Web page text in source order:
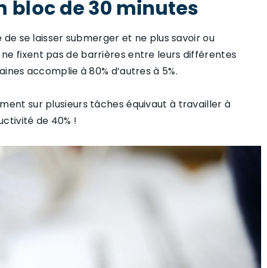
bloc de 30 minutes
se laisser submerger et ne plus savoir ou
fixent pas de barrières entre leurs différentes
accomplie à 80% d’autres à 5%.
sur plusieurs tâches équivaut à travailler à
de 40% !